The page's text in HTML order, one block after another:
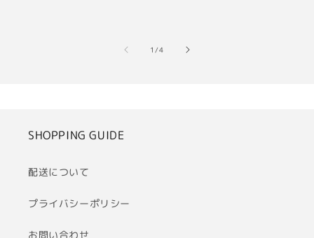
1 /の
4
SHOPPING GUIDE
配送について
プライバシーポリシー
お問い合わせ